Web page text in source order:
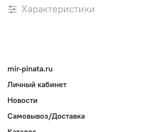
Характеристики
mir-pinata.ru
Личный кабинет
Новости
Самовывоз/Доставка